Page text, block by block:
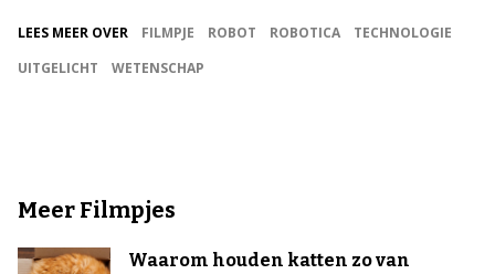
LEES MEER OVER FILMPJE ROBOT ROBOTICA
TECHNOLOGIE
UITGELICHT
WETENSCHAP
Meer Filmpjes
Waarom houden katten zo van